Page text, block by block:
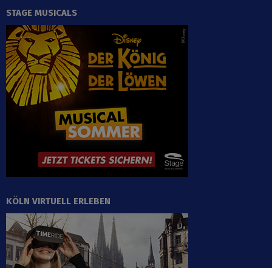
STAGE MUSICALS
KÖLN VIRTUELL ERLEBEN